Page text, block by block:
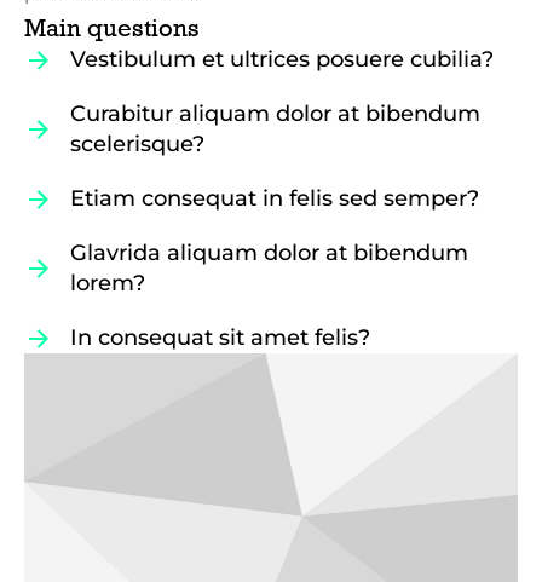
Main questions
Vestibulum et ultrices posuere cubilia?
Curabitur aliquam dolor at bibendum
scelerisque?
Etiam consequat in felis sed semper?
Glavrida aliquam dolor at bibendum
lorem?
In consequat sit amet felis?